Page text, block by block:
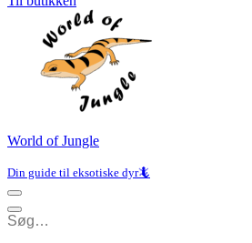
World of Jungle
Din guide til eksotiske dyr🦎
Navigation
menu
Navigation
menu